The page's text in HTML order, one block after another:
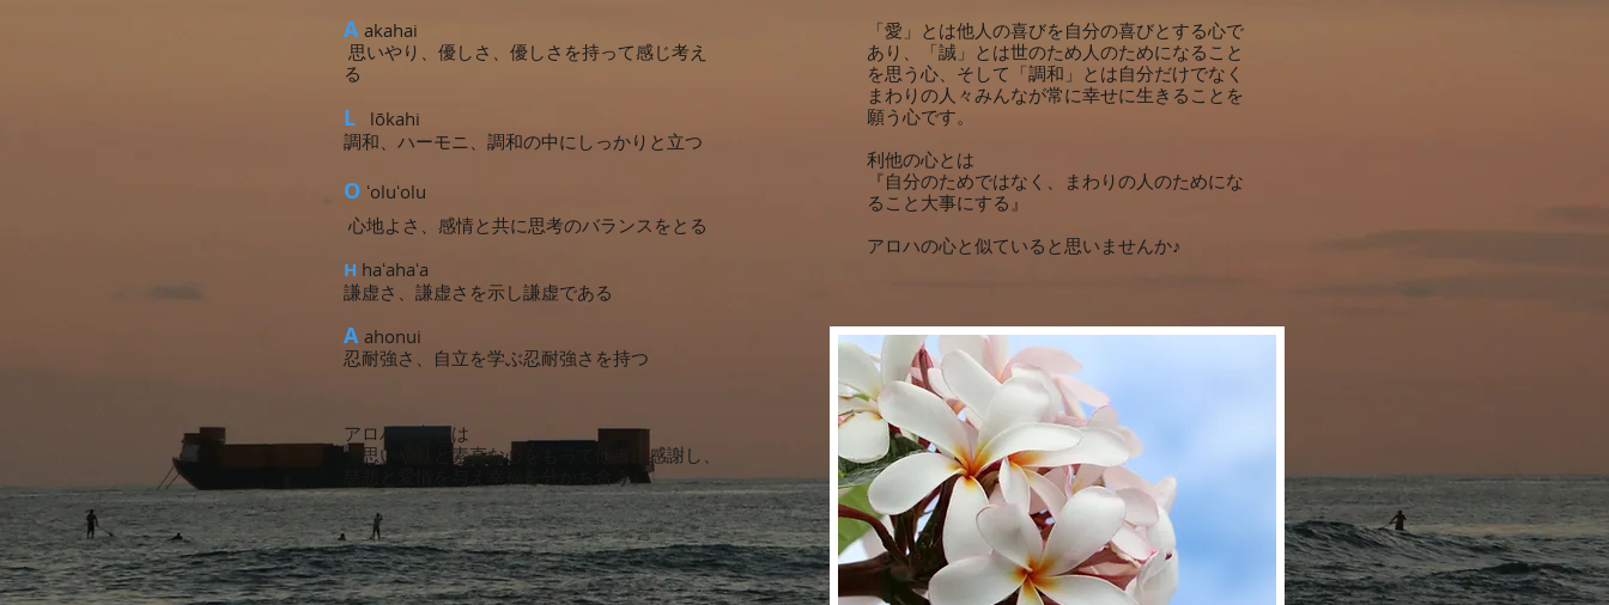
A akahai
思いやり、優しさ、優しさを持って感じ考え
る
L
lōkahi
調和、ハーモニ、調和の中にしっかりと立つ
O ʻoluʻolu
心地よさ、感情と共に思考のバランスをと る
H haʻahaʻa
謙虚さ、謙虚さを示し謙虚である
A ahonui
忍耐強さ、自立を学ぶ忍耐強さを持つ
アロハの心とは
『思いやりと素直な心をもって他者に感謝し、
慈悲と愛情を与え幸福を分かち合う』
「愛」とは他人の喜びを自分の喜びとする心で
あり、「誠」とは世のため人のためになること
を思う心、そして「調和」とは自分だけでなく
まわりの人々みんなが常に幸せに生きることを
願う心です。
利他の心とは
『自分のためではなく、まわりの人のためにな
ること大事にする』
​アロハの心と似ていると思いませんか♪